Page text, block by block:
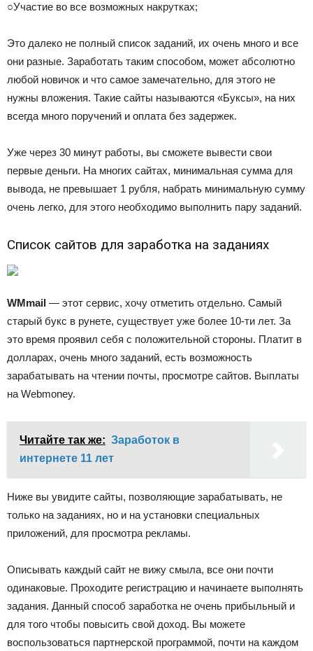
○Участие во все возможных накрутках;
Это далеко не полный список заданий, их очень много и все
они разные. Заработать таким способом, может абсолютно
любой новичок и что самое замечательно, для этого не
нужны вложения. Такие сайты называются «Буксы», на них
всегда много поручений и оплата без задержек.
Уже через 30 минут работы, вы сможете вывести свои
первые деньги. На многих сайтах, минимальная сумма для
вывода, не превышает 1 рубля, набрать минимальную сумму
очень легко, для этого необходимо выполнить пару заданий.
Список сайтов для заработка на заданиях
WMmail — этот сервис, хочу отметить отдельно. Самый
старый букс в рунете, существует уже более 10-ти лет. За
это время проявил себя с положительной стороны. Платит в
долларах, очень много заданий, есть возможность
зарабатывать на чтении почты, просмотре сайтов. Выплаты
на Webmoney.
Читайте так же: Заработок в
интернете 11 лет
Ниже вы увидите сайты, позволяющие зарабатывать, не
только на заданиях, но и на установки специальных
приложений, для просмотра рекламы.
Описывать каждый сайт не вижу смыла, все они почти
одинаковые. Проходите регистрацию и начинаете выполнять
задания. Данный способ заработка не очень прибыльный и
для того чтобы повысить свой доход. Вы можете
воспользоваться партнерской программой, почти на каждом